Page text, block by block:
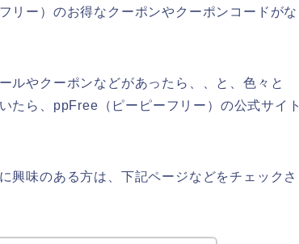
リー）のお得なクーポンやクーポンコードがな
ルやクーポンなどがあったら、、と、色々と
たら、ppFree（ピーピーフリー）の公式サイト
興味のある方は、下記ページなどをチェックさ